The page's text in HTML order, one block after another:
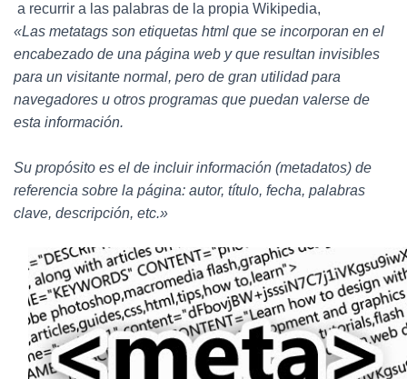
a recurrir a las palabras de la propia Wikipedia,
«Las metatags son etiquetas html que se incorporan en el
encabezado de una página web y que resultan invisibles
para un visitante normal, pero de gran utilidad para
navegadores u otros programas que puedan valerse de
esta información.
Su propósito es el de incluir información (metadatos) de
referencia sobre la página: autor, título, fecha, palabras
clave, descripción, etc.»